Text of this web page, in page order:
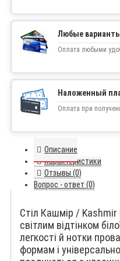
Любые
Оплата любыми
Наложенный
Оплата при
Описание
Характеристики
Отзывы (0)
Вопрос - ответ (0)
Стіл Кашмір / Kashmir
світлим відтінком
легкості й нотки
формам і